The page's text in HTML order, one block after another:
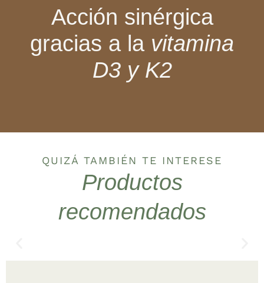
Acción sinérgica
gracias a lavitamina
D3 y K2
QUIZÁ TAMBIÉN TE INTERESE
Productos
recomendados